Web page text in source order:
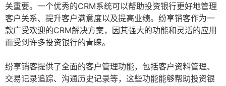
关重要。一个优秀的CRM系统可以帮助投资银行更好地管理
客户关系、提升客户满意度以及提高业绩。纷享销客作为一
款广受欢迎的CRM解决方案，因其强大的功能和灵活的应用
而受到许多投资银行的青睐。
纷享销客提供了全面的客户管理功能，包括客户资料管理、
交易记录追踪、沟通历史记录等，这些功能能够帮助投资银